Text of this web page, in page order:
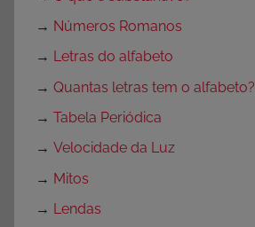
→ Números Romanos
→ Letras do alfabeto
→ Quantas letras tem o alfabeto?
→ Tabela Periódica
→ Velocidade da Luz
→ Mitos
→ Lendas